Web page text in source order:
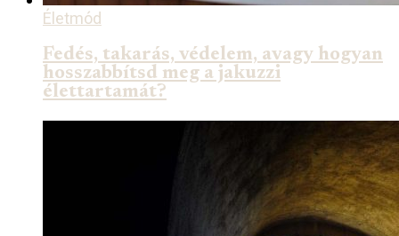
Életmód
Fedés, takarás, védelem, avagy hogyan
hosszabbítsd meg a jakuzzi
élettartamát?